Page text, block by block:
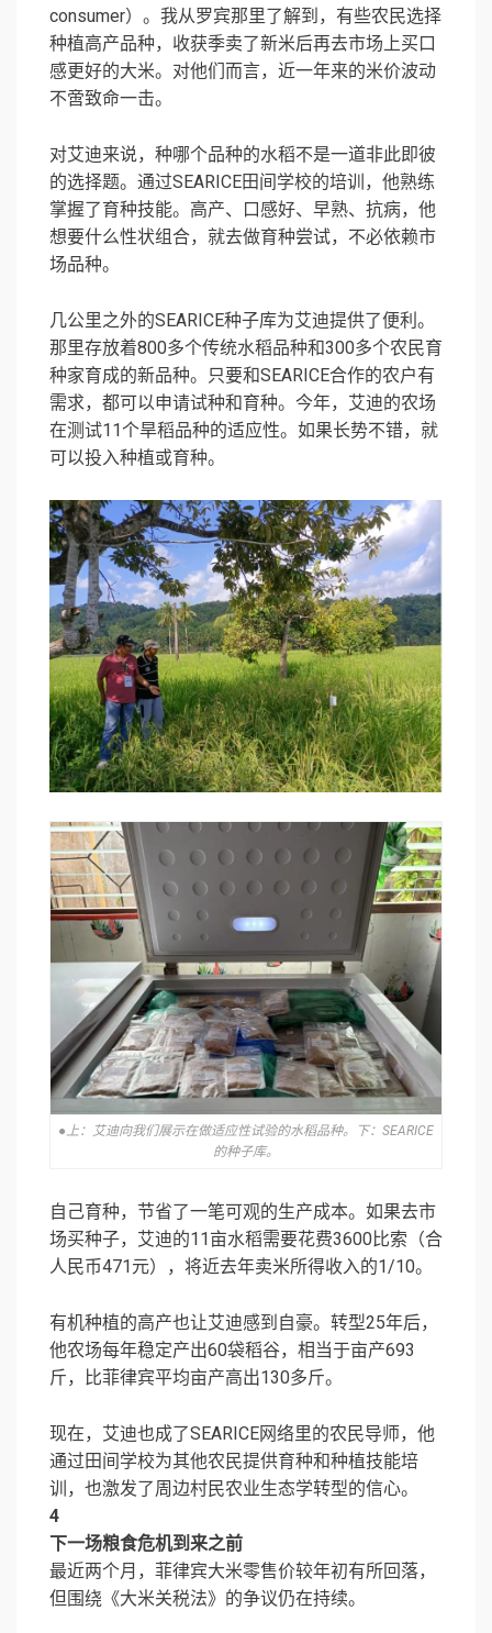
consumer）。我从罗宾那里了解到，有些农民选择
种植高产品种，收获季卖了新米后再去市场上买口
感更好的大米。对他们而言，近一年来的米价波动
不啻致命一击。
对艾迪来说，种哪个品种的水稻不是一道非此即彼
的选择题。通过SEARICE田间学校的培训，他熟练
掌握了育种技能。高产、口感好、早熟、抗病，他
想要什么性状组合，就去做育种尝试，不必依赖市
场品种。
几公里之外的SEARICE种子库为艾迪提供了便利。
那里存放着800多个传统水稻品种和300多个农民育
种家育成的新品种。只要和SEARICE合作的农户有
需求，都可以申请试种和育种。今年，艾迪的农场
在测试11个旱稻品种的适应性。如果长势不错，就
可以投入种植或育种。
●上：艾迪向我们展示在做适应性试验的水稻品种。下：SEARICE
的种子库。
自己育种，节省了一笔可观的生产成本。如果去市
场买种子，艾迪的11亩水稻需要花费3600比索（合
人民币471元），将近去年卖米所得收入的1/10。
有机种植的高产也让艾迪感到自豪。转型25年后，
他农场每年稳定产出60袋稻谷，相当于亩产693
斤，比菲律宾平均亩产高出130多斤。
现在，艾迪也成了SEARICE网络里的农民导师，他
通过田间学校为其他农民提供育种和种植技能培
训，也激发了周边村民农业生态学转型的信心。
4
下一场粮食危机到来之前
最近两个月，菲律宾大米零售价较年初有所回落，
但围绕《大米关税法》的争议仍在持续。